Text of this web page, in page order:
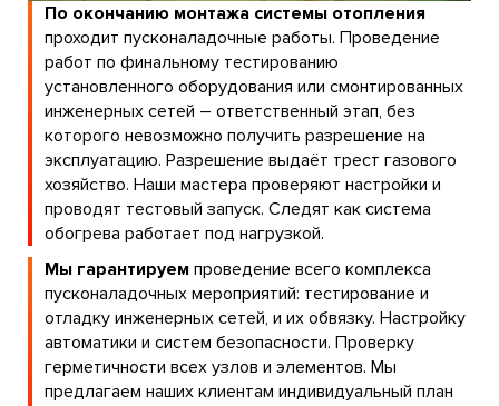
По окончанию монтажа системы отопления
проходит пусконаладочные работы. Проведение
работ по финальному тестированию
установленного оборудования или смонтированных
инженерных сетей – ответственный этап, без
которого невозможно получить разрешение на
эксплуатацию. Разрешение выдаёт трест газового
хозяйство. Наши мастера проверяют настройки и
проводят тестовый запуск. Следят как система
обогрева работает под нагрузкой.
Мы гарантируем проведение всего комплекса
пусконаладочных мероприятий: тестирование и
отладку инженерных сетей, и их обвязку. Настройку
автоматики и систем безопасности. Проверку
герметичности всех узлов и элементов. Мы
предлагаем наших клиентам индивидуальный план